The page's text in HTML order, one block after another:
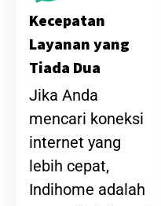
Kecepatan
Layanan yang
Tiada Dua
Jika Anda
mencari koneksi
internet yang
lebih cepat,
Indihome adalah